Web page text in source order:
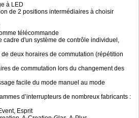
à LED
de 2 positions intermédiaires à choisir
télécommande
cadre d'un système de contrôle individuel,
deux horaires de commutation (répétition
de commutation lors du changement des
facile du mode manuel au mode
d’interrupteurs de nombreux fabricants :
Esprit